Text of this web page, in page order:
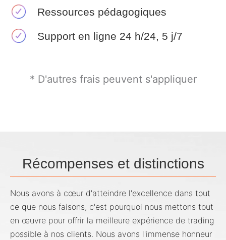
Ressources pédagogiques
Support en ligne 24 h/24, 5 j/7
* D'autres frais peuvent s'appliquer
Récompenses et distinctions
Nous avons à cœur d'atteindre l'excellence dans tout
ce que nous faisons, c'est pourquoi nous mettons tout
en œuvre pour offrir la meilleure expérience de trading
possible à nos clients. Nous avons l'immense honneur